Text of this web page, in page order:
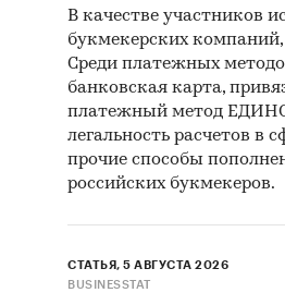
В качестве участников
букмекерских
Среди платежных
банковская карта,
платежный метод
легальность расчетов в
прочие способы
российских букмекеров.
СТАТЬЯ, 5 АВГУСТА 2026
BUSINESSTAT